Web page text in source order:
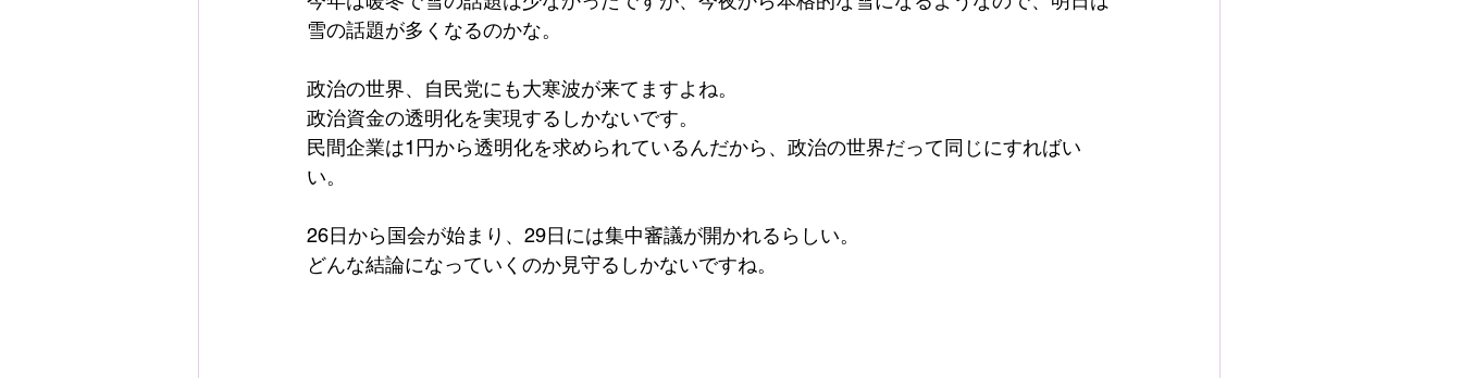
雪の話題が多くなるのかな。
政治の世界、自民党にも大寒波が来てますよね。
政治資金の透明化を実現するしかないです。
民間企業は1円から透明化を求められているんだから、政治の世界だって同じにすればい
い。
26日から国会が始まり、29日には集中審議が開かれるらしい。
どんな結論になっていくのか見守るしかないですね。